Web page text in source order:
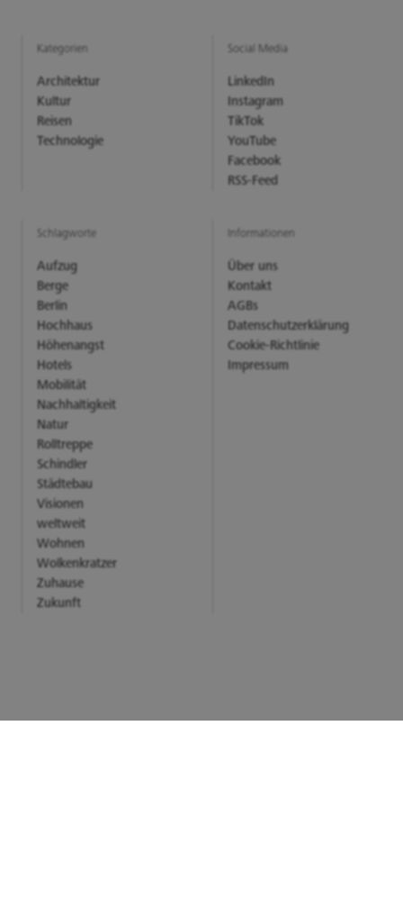
Kategorien
Architektur
Kultur
Reisen
Technologie
Schlagworte
Aufzug
Berge
Berlin
Hochhaus
Höhenangst
Hotels
Mobilität
Nachhaltigkeit
Natur
Rolltreppe
Schindler
Städtebau
Visionen
weltweit
Wohnen
Wolkenkratzer
Zuhause
Zukunft
Social Media
LinkedIn
Instagram
TikTok
YouTube
Facebook
RSS-Feed
Informationen
Über uns
Kontakt
AGBs
Datenschutzerklärung
Cookie-Richtlinie
Impressum